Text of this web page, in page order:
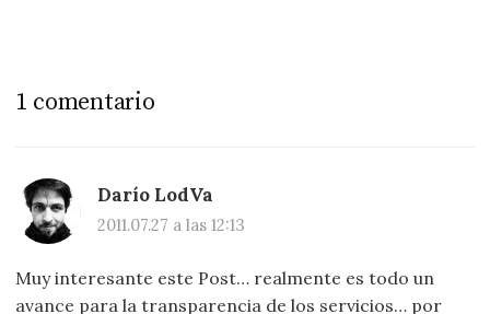
1 comentario
Darío LodVa
2011.07.27 a las 12:13
Muy interesante este Post… realmente es todo un
avance para la transparencia de los servicios… por